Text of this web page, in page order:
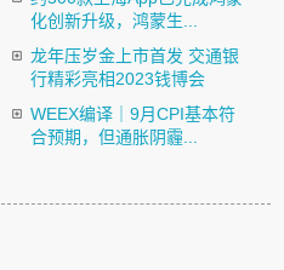
化创新升级，鸿蒙生...
龙年压岁金上市首发 交通银
行精彩亮相2023钱博会
​WEEX编译｜9月CPI基本符
合预期，但通胀阴霾...